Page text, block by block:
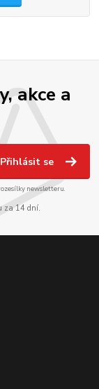
akce a
Přihlásit se
newsletteru.
za 14 dní.